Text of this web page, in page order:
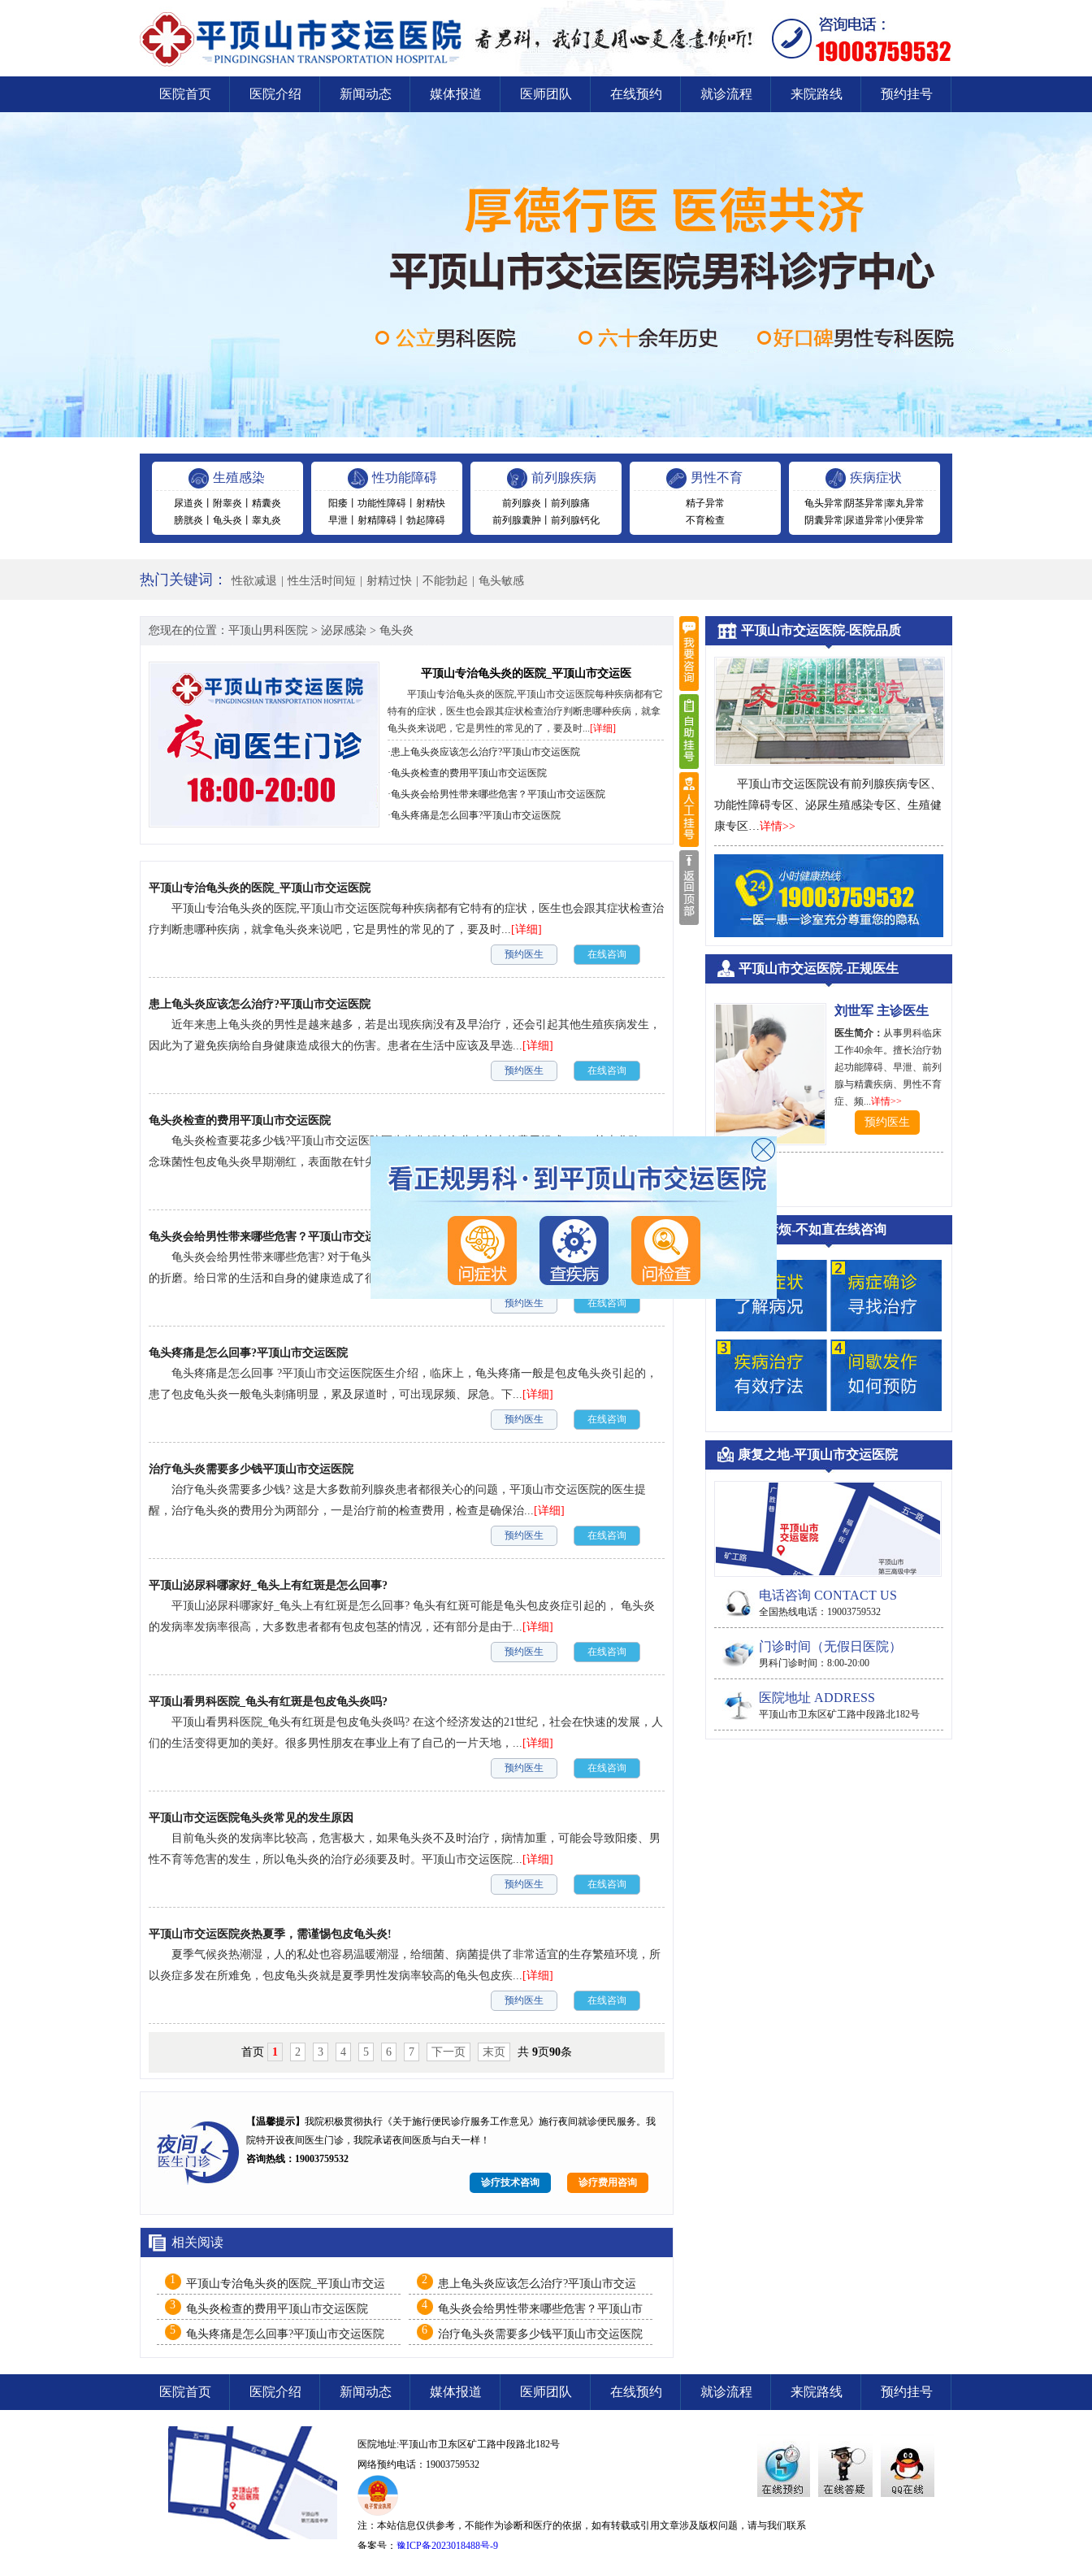
医院首页 医院介绍 新闻动态 媒体报道 医师团队 在线预约 就诊流程 来院路线 预约挂号
生殖感染
尿道炎 附睾炎
精囊炎
膀胱炎
龟头炎 睾丸炎
性功能障碍
阳痿 功能性障碍
射精快
早泄
射精障碍 勃起障碍
前列腺疾病
前列腺炎
前列腺痛
前列腺囊肿
前列腺钙化
男性不育
精子异常
不育检查
疾病症状
龟头异常 阴茎异常 睾丸异常
阴囊异常 尿道异常 小便异常
热门关键词： 性欲减退 性生活时间短 射精过快 不能勃起 龟头敏感
您现在的位置： 平顶山男科医院 > 泌尿感染 > 龟头炎
平顶山专治龟头炎的医院_平顶山市交运医
平顶山专治龟头炎的医院,平顶山市交运医院每种疾病都有它
特有的症状，医生也会跟其症状检查治疗判断患哪种疾病，就拿
龟头炎来说吧，它是男性的常见的了，要及时...[详细]
·患上龟头炎应该怎么治疗?平顶山市交运医院
·龟头炎检查的费用平顶山市交运医院
·龟头炎会给男性带来哪些危害？平顶山市交运医院
·龟头疼痛是怎么回事?平顶山市交运医院
平顶山专治龟头炎的医院_平顶山市交运医院
平顶山专治龟头炎的医院,平顶山市交运医院每种疾病都有它特有的症状，医生也会跟其症状检查治
疗判断患哪种疾病，就拿龟头炎来说吧，它是男性的常见的了，要及时... [详细]
在线咨询
预约医生
患上龟头炎应该怎么治疗?平顶山市交运医院
近年来患上龟头炎的男性是越来越多，若是出现疾病没有及早治疗，还会引起其他生殖疾病发生，
因此为了避免疾病给自身健康造成很大的伤害。患者在生活中应该及早选... [详细]
在线咨询
预约医生
龟头炎检查的费用平顶山市交运医院
龟头炎检查要花多少钱?平顶山市交运医院医生为您解读龟头炎检查的费用组成： 1、检查化验：
念珠菌性包皮龟头炎早期潮红，表面散在针尖大小红色丘疱疹，其上覆有...
[详细]
在线咨询
预约医生
龟头炎会给男性带来哪些危害？平顶山市交运医院
龟头炎会给男性带来哪些危害? 对于龟头炎疾病相信大家都不太陌生，很多男性正在饱受它所带来
的折磨。给日常的生活和自身的健康造成了很多的危害和影响。甚至患者...
[详细]
在线咨询
预约医生
龟头疼痛是怎么回事?平顶山市交运医院
龟头疼痛是怎么回事 ?平顶山市交运医院医生介绍，临床上，龟头疼痛一般是包皮龟头炎引起的，
患了包皮龟头炎一般龟头刺痛明显，累及尿道时，可出现尿频、尿急。下... [详细]
在线咨询
预约医生
治疗龟头炎需要多少钱平顶山市交运医院
治疗龟头炎需要多少钱? 这是大多数前列腺炎患者都很关心的问题，平顶山市交运医院的医生提
醒，治疗龟头炎的费用分为两部分，一是治疗前的检查费用，检查是确保治... [详细]
在线咨询
预约医生
平顶山泌尿科哪家好_龟头上有红斑是怎么回事?
平顶山泌尿科哪家好_龟头上有红斑是怎么回事? 龟头有红斑可能是龟头包皮炎症引起的， 龟头炎
的发病率发病率很高，大多数患者都有包皮包茎的情况，还有部分是由于... [详细]
在线咨询
预约医生
平顶山看男科医院_龟头有红斑是包皮龟头炎吗?
平顶山看男科医院_龟头有红斑是包皮龟头炎吗? 在这个经济发达的21世纪，社会在快速的发展，人
们的生活变得更加的美好。很多男性朋友在事业上有了自己的一片天地，... [详细]
在线咨询
预约医生
平顶山市交运医院龟头炎常见的发生原因
目前龟头炎的发病率比较高，危害极大，如果龟头炎不及时治疗，病情加重，可能会导致阳痿、男
性不育等危害的发生，所以龟头炎的治疗必须要及时。平顶山市交运医院... [详细]
在线咨询
预约医生
平顶山市交运医院炎热夏季，需谨惕包皮龟头炎!
夏季气候炎热潮湿，人的私处也容易温暖潮湿，给细菌、病菌提供了非常适宜的生存繁殖环境，所
以炎症多发在所难免，包皮龟头炎就是夏季男性发病率较高的龟头包皮疾... [详细]
在线咨询
预约医生
首页 1 2 3 4 5 6 7 下一页 末页 共 9页90条
【温馨提示】 我院积极贯彻执行 《关于施行便民诊疗服务工作意见》 施行夜间就诊便民服务。我
院特开设夜间医生门诊 ，我院承诺夜间医质与白天一样！
咨询热线：19003759532
诊疗费用咨询
诊疗技术咨询
相关阅读
1
平顶山专治龟头炎的医院_平顶山市交运
医院
2
患上龟头炎应该怎么治疗?平顶山市交运
医院
3 龟头炎检查的费用平顶山市交运医院 4
龟头炎会给男性带来哪些危害？平顶山市
交运医院
5 龟头疼痛是怎么回事?平顶山市交运医院 6 治疗龟头炎需要多少钱平顶山市交运医院
平顶山市交运医院-医院品质
平顶山市交运医院设有前列腺疾病专区、
功能性障碍专区、泌尿生殖感染专区、生殖健
康专区…详情>>
平顶山市交运医院-正规医生
刘世军 主诊医生
医生简介： 从事男科临床
工作40余年。擅长治疗勃
起功能障碍、早泄、前列
腺与精囊疾病、男性不育
症、频...详情>>
预约医生
文章麻烦-不如直在线咨询
康复之地-平顶山市交运医院
电话咨询 CONTACT US
全国热线电话：19003759532
门诊时间（无假日医院）
男科门诊时间：8:00-20:00
医院地址 ADDRESS
平顶山市卫东区矿工路中段路北182号
医院首页 医院介绍 新闻动态 媒体报道 医师团队 在线预约 就诊流程 来院路线 预约挂号
医院地址:平顶山市卫东区矿工路中段路北182号
网络预约电话：19003759532
注：本站信息仅供参考，不能作为诊断和医疗的依据，如有转载或引用文章涉及版权问题，请与我们联系
备案号： 豫ICP备2023018488号-9